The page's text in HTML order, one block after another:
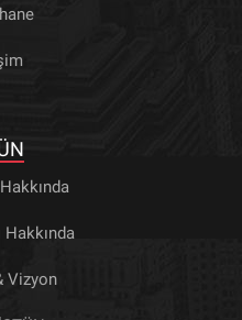
Vizyon